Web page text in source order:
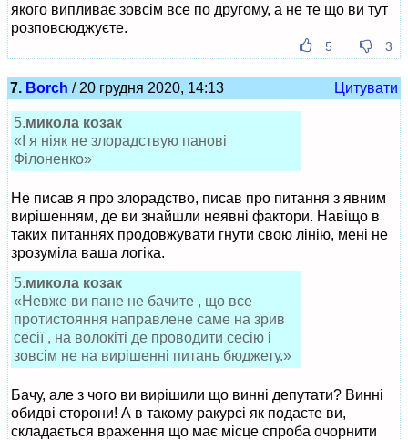
якого випливає зовсім все по другому, а не те що ви тут
розповсюджуєте.
5 3
7. Borch / 20 грудня 2020, 14:13 Цитувати
5.микола козак
«І я ніяк не злорадствую панові
Філоненко»
Не писав я про злорадство, писав про питання з явним
вирішенням, де ви знайшли неявні фактори. Навіщо в
таких питаннях продовжувати гнути свою лінію, мені не
зрозуміла ваша логіка.
5.микола козак
«Невже ви пане не бачите , що все
протистояння направлене саме на зрив
сесії , на волокіті де проводити сесію і
зовсім не на вирішенні питань бюджету.»
Бачу, але з чого ви вирішили що винні депутати? Винні
обидві сторони! А в такому ракурсі як подаєте ви,
складається враження що має місце спроба очорнити